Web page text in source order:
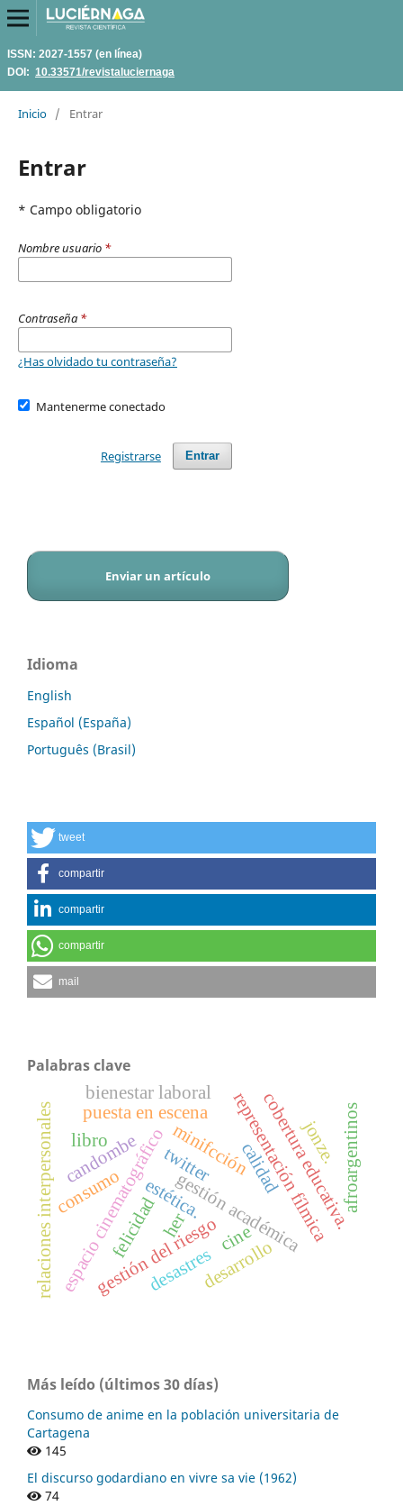
ISSN: 2027-1557 (en línea)
DOI: 10.33571/revistaluciernaga
Inicio / Entrar
Entrar
* Campo obligatorio
Nombre usuario *
Contraseña *
¿Has olvidado tu contraseña?
Mantenerme conectado
Entrar
Registrarse
Enviar un artículo
Idioma
English
Español (España)
Português (Brasil)
tweet
compartir
compartir
compartir
mail
Palabras clave
cine
gestión académica
espacio cinematográfico representación fílmica
estética. cobertura educativa.
calidad
puesta en escena
relaciones interpersonales
bienestar laboral
minifcción
desarrollo
gestión del riesgo
candombe
felicidad
afroargentinos
her
consumo
jonze.
twitter
desastres
libro
Más leído (últimos 30 días)
Consumo de anime en la población universitaria de
Cartagena
145
El discurso godardiano en vivre sa vie (1962)
74